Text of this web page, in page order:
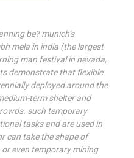
be? munich’s
mela in india (the largest
man festival in nevada,
demonstrate that flexible
deployed around the
term shelter and
such temporary
tasks and are used in
can take the shape of
even temporary mining